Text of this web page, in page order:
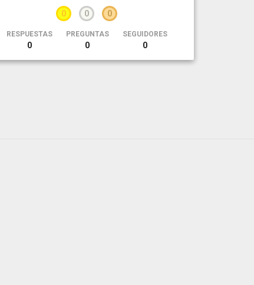
0 0 0
RESPUESTAS
0
PREGUNTAS
0
SEGUIDORES
0